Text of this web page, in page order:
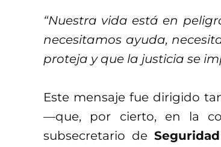
“Nuestra vida está en
necesitamos ayuda,
proteja y que la justicia se
Este mensaje fue dirigido
—que, por cierto, en la
subsecretario de